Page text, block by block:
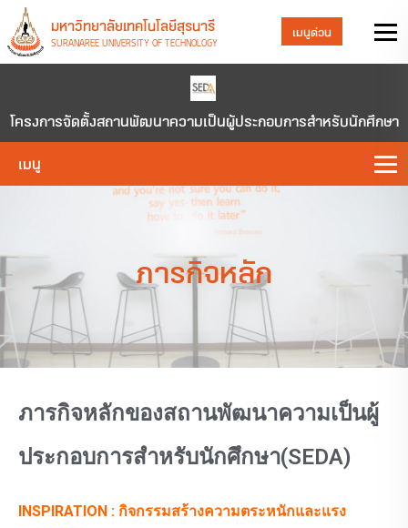
มหาวิทยาลัยเทคโนโลยีสุรนารี
SURANAREE UNIVERSITY OF TECHNOLOGY
เมนูด่วน
โครงการจัดตั้งสถานพัฒนาความเป็นผู้ประกอบการสำหรับนักศึกษา
เมนู
ภารกิจหลัก
ภารกิจหลักของสถานพัฒนาความเป็นผู้
ประกอบการสำหรับนักศึกษา(SEDA)
INSPIRATION : กิจกรรมสร้างความตระหนักและแรง